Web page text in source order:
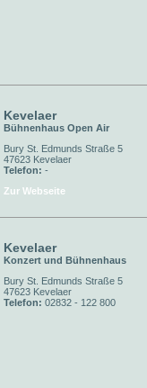
Kevelaer
Bühnenhaus Open Air
Bury St. Edmunds Straße 5
47623 Kevelaer
Telefon: -
Zur Webseite
Kevelaer
Konzert und Bühnenhaus
Bury St. Edmunds Straße 5
47623 Kevelaer
Telefon: 02832 - 122 800